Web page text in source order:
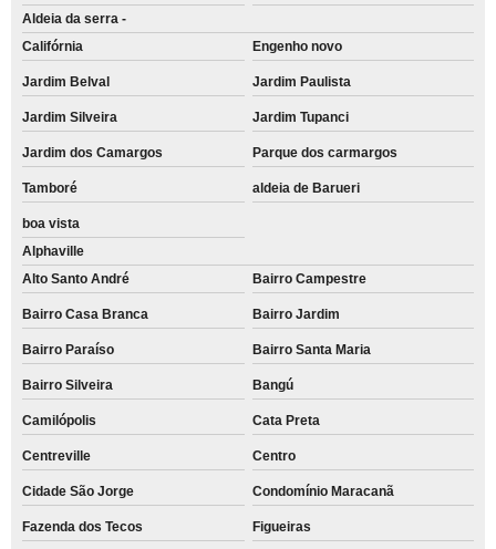
Aldeia da serra -
Califórnia
Engenho novo
Jardim Belval Jardim Paulista
Jardim Silveira Jardim Tupanci
Jardim dos Camargos Parque dos carmargos
Tamboré aldeia de Barueri
boa vista
Alphaville
Alto Santo André
Bairro Campestre
Bairro Casa Branca Bairro Jardim
Bairro Paraíso Bairro Santa Maria
Bairro Silveira Bangú
Camilópolis Cata Preta
Centreville Centro
Cidade São Jorge Condomínio Maracanã
Fazenda dos Tecos Figueiras